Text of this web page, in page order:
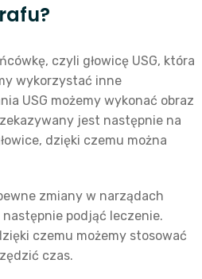
czyli głowicę USG, która
wykorzystać inne
USG możemy wykonać obraz
jest następnie na
dzięki czemu można
zmiany w narządach
podjąć leczenie.
czemu możemy stosować
czas.